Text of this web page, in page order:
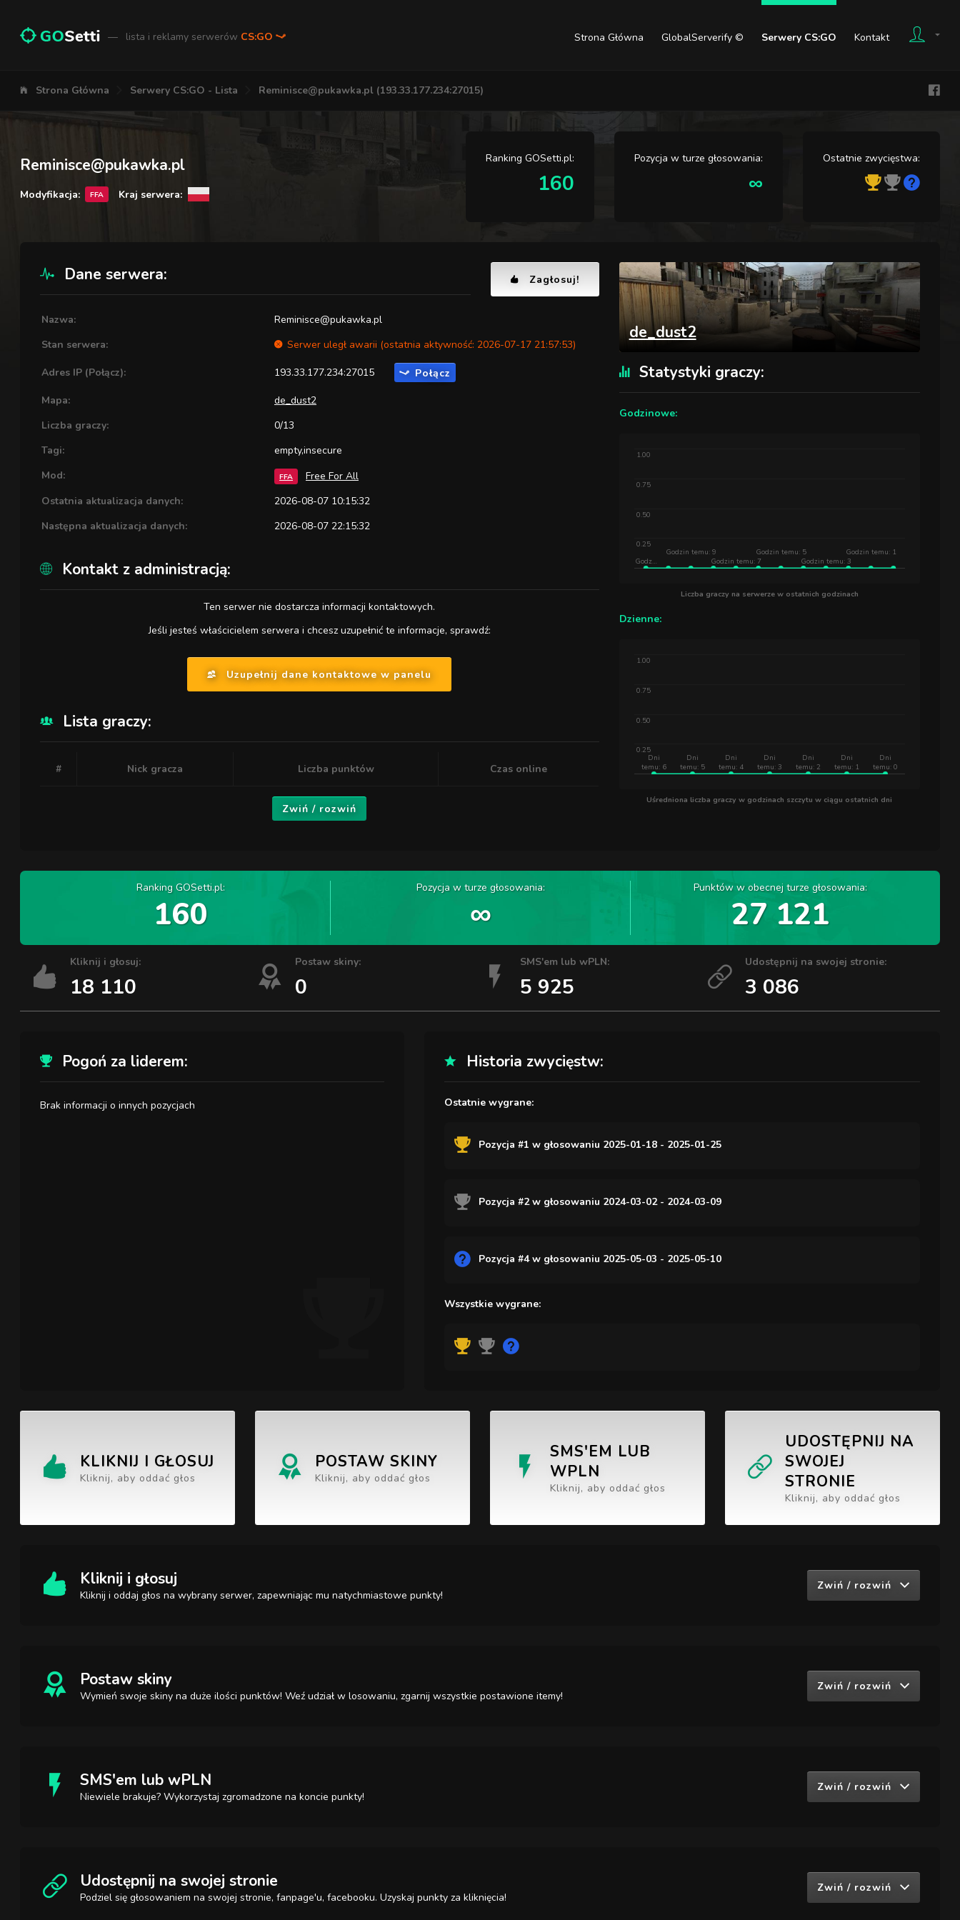
— lista i reklamy serwerów CS:GO Strona Główna GlobalServerify © Serwery CS:GO Kontakt
Strona Główna Serwery CS:GO - Lista Reminisce@pukawka.pl (193.33.177.234:27015)
Reminisce@pukawka.pl
Modyfikacja: FFA Kraj serwera:
Ranking GOSetti.pl:
160
Pozycja w turze głosowania:
∞
Ostatnie zwycięstwa:
Dane serwera: Zagłosuj!
Nazwa:
Reminisce@pukawka.pl
Stan serwera:
Serwer uległ awarii (ostatnia aktywność: 2026-07-17 21:57:53)
Adres IP (Połącz): 193.33.177.234:27015 Połącz
Mapa:
de_dust2
Liczba graczy:
0/13
Tagi:
empty,insecure
Mod:
FFA
Free For All
Ostatnia aktualizacja danych:
2026-08-07 10:15:32
Następna aktualizacja danych:
2026-08-07 22:15:32
Kontakt z administracją:
Ten serwer nie dostarcza informacji kontaktowych.
Jeśli jesteś właścicielem serwera i chcesz uzupełnić te informacje, sprawdź:
Uzupełnij dane kontaktowe w panelu
Lista graczy:
# Nick gracza Liczba punktów Czas online
Zwiń / rozwiń
de_dust2
Statystyki graczy:
Godzinowe:
Godz…
Godzin temu: 9
Godzin temu: 7
Godzin temu: 5
Godzin temu: 3
Godzin temu: 1
0.25
0.50
0.75
1.00
Liczba graczy na serwerze w ostatnich godzinach
Dzienne:
temu: 6
Dni
temu: 5
Dni
temu: 4
Dni
temu: 3
Dni
temu: 2
Dni
temu: 1
Dni
temu: 0
Dni
0.25
0.50
0.75
1.00
Uśredniona liczba graczy w godzinach szczytu w ciągu ostatnich dni
Ranking GOSetti.pl:
160
Pozycja w turze głosowania:
∞
Punktów w obecnej turze głosowania:
27 121
Kliknij i głosuj:
18 110
Postaw skiny:
0
SMS'em lub wPLN:
5 925
Udostępnij na swojej stronie:
3 086
Pogoń za liderem:
Brak informacji o innych pozycjach
Historia zwycięstw:
Ostatnie wygrane:
Pozycja #1 w głosowaniu 2025-01-18 - 2025-01-25
Pozycja #2 w głosowaniu 2024-03-02 - 2024-03-09
Pozycja #4 w głosowaniu 2025-05-03 - 2025-05-10
Wszystkie wygrane:
KLIKNIJ I GŁOSUJ
Kliknij, aby oddać głos
POSTAW SKINY
Kliknij, aby oddać głos
SMS'EM LUB
WPLN
Kliknij, aby oddać głos
UDOSTĘPNIJ NA
SWOJEJ
STRONIE
Kliknij, aby oddać głos
Kliknij i głosuj
Kliknij i oddaj głos na wybrany serwer, zapewniając mu natychmiastowe punkty!
Zwiń / rozwiń
Postaw skiny
Wymień swoje skiny na duże ilości punktów! Weź udział w losowaniu, zgarnij wszystkie postawione itemy!
Zwiń / rozwiń
SMS'em lub wPLN
Niewiele brakuje? Wykorzystaj zgromadzone na koncie punkty!
Zwiń / rozwiń
Udostępnij na swojej stronie
Podziel się głosowaniem na swojej stronie, fanpage'u, facebooku. Uzyskaj punkty za kliknięcia!
Zwiń / rozwiń